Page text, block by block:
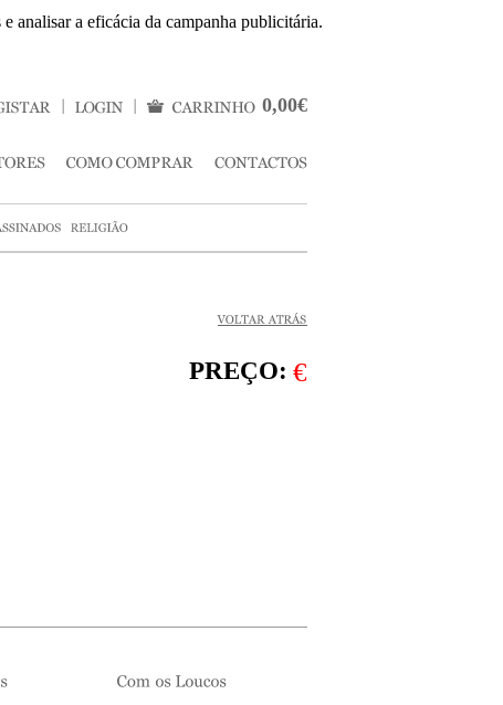
analisar a eficácia da campanha publicitária.
0,00€
PREÇO: €